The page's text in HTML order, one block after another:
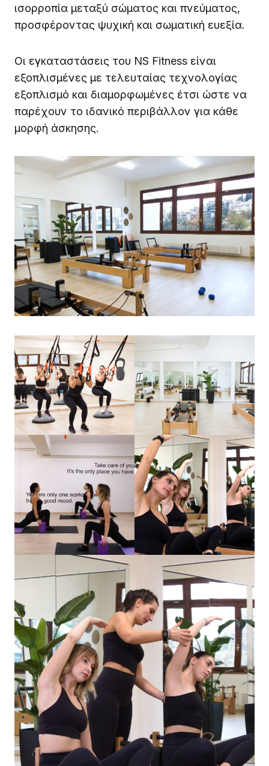
ισορροπία μεταξύ σώματος και πνεύματος,
προσφέροντας ψυχική και σωματική ευεξία.
Οι εγκαταστάσεις του NS Fitness είναι
εξοπλισμένες με τελευταίας τεχνολογίας
εξοπλισμό και διαμορφωμένες έτσι ώστε να
παρέχουν το ιδανικό περιβάλλον για κάθε
μορφή άσκησης.